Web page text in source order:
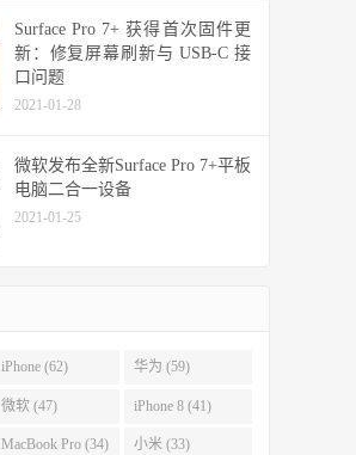
Surface Pro 7+ 获得首次固件更
新：修复屏幕刷新与 USB-C 接
口问题
2021-01-28
微软发布全新Surface Pro 7+平板
电脑二合一设备
2021-01-25
iPhone (62) 华为 (59)
微软 (47) iPhone 8 (41)
MacBook Pro (34) 小米 (33)